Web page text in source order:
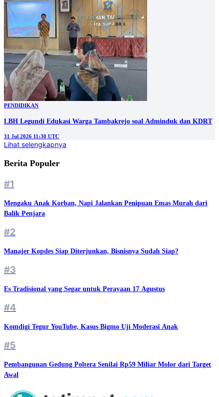
PENDIDIKAN
LBH Legundi Edukasi Warga Tambakrejo soal Adminduk dan KDRT
31 Jul 2026 11:30 UTC
Lihat selengkapnya
Berita Populer
#1
Mengaku Anak Korban, Napi Jalankan Penipuan Emas Murah dari
Balik Penjara
#2
Manajer Kopdes Siap Diterjunkan, Bisnisnya Sudah Siap?
#3
Es Tradisional yang Segar untuk Perayaan 17 Agustus
#4
Komdigi Tegur YouTube, Kasus Bigmo Uji Moderasi Anak
#5
Pembangunan Gedung Poltera Senilai Rp59 Miliar Molor dari Target
Awal